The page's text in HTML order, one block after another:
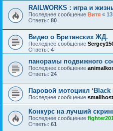
RAILWORKS : игра и
Последнее сообщение Витя «
Ответы: 80
Видео о Британских ЖД.
Последнее сообщение
Ответы: 4
панорамы подвижного
Последнее сообщение
Ответы: 24
Паровой мотоцикл ‘Black
Последнее сообщение smallhost
Конкурс на лучший
Последнее сообщение
Ответы: 61